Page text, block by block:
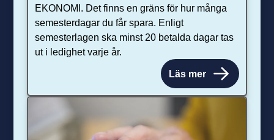
EKONOMI. Det finns en gräns för hur många
semesterdagar du får spara. Enligt
semesterlagen ska minst 20 betalda dagar tas
ut i ledighet varje år.
Läs mer